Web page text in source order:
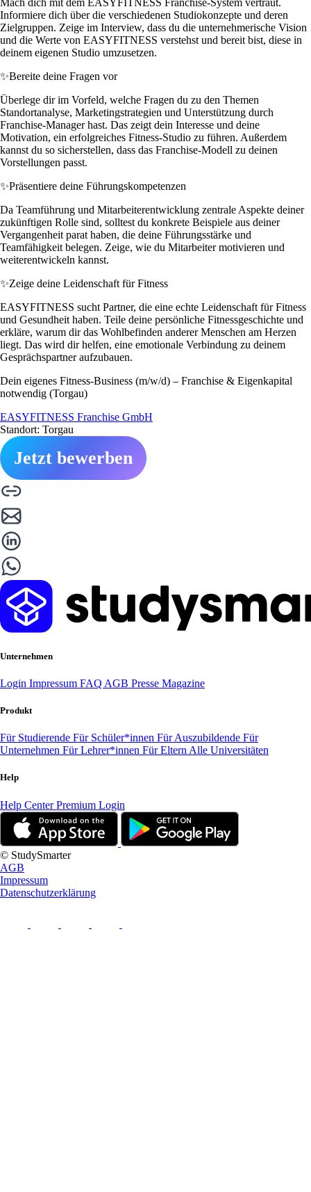
Informiere dich über die verschiedenen Studiokonzepte und deren
Zielgruppen. Zeige im Interview, dass du die unternehmerische Vision
und die Werte von EASYFITNESS verstehst und bereit bist, diese in
deinem eigenen Studio umzusetzen.
✨Bereite deine Fragen vor
Überlege dir im Vorfeld, welche Fragen du zu den Themen
Standortanalyse, Marketingstrategien und Unterstützung durch
Franchise-Manager hast. Das zeigt dein Interesse und deine
Motivation, ein erfolgreiches Fitness-Studio zu führen. Außerdem
kannst du so sicherstellen, dass das Franchise-Modell zu deinen
Vorstellungen passt.
✨Präsentiere deine Führungskompetenzen
Da Teamführung und Mitarbeiterentwicklung zentrale Aspekte deiner
zukünftigen Rolle sind, solltest du konkrete Beispiele aus deiner
Vergangenheit parat haben, die deine Führungsstärke und
Teamfähigkeit belegen. Zeige, wie du Mitarbeiter motivieren und
weiterentwickeln kannst.
✨Zeige deine Leidenschaft für Fitness
EASYFITNESS sucht Partner, die eine echte Leidenschaft für Fitness
und Gesundheit haben. Teile deine persönliche Fitnessgeschichte und
erkläre, warum dir das Wohlbefinden anderer Menschen am Herzen
liegt. Das wird dir helfen, eine emotionale Verbindung zu deinem
Gesprächspartner aufzubauen.
Dein eigenes Fitness-Business (m/w/d) – Franchise & Eigenkapital
notwendig (Torgau)
EASYFITNESS Franchise GmbH
Standort: Torgau
Jetzt bewerben
Unternehmen
Login Impressum FAQ AGB Presse Magazine
Produkt
Für Studierende Für Schüler*innen Für Auszubildende Für
Unternehmen Für Lehrer*innen Für Eltern Alle Universitäten
Help
Help CenterPremium Login
© StudySmarter
AGB
Impressum
Datenschutzerklärung